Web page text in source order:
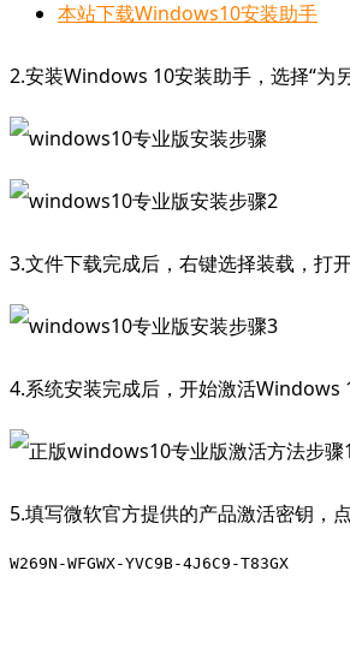
本站下载Windows10安装助手
2.安装Windows 10安装助手，选择“为
3.文件下载完成后，右键选择装载，打
4.系统安装完成后，开始激活Windows
5.填写微软官方提供的产品激活密钥，
W269N-WFGWX-YVC9B-4J6C9-T83GX